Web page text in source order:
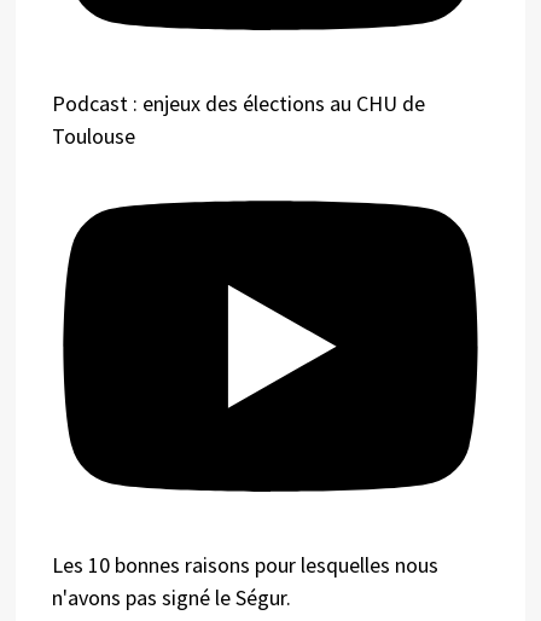
Podcast : enjeux des élections au CHU de
Toulouse
Les 10 bonnes raisons pour lesquelles nous
n'avons pas signé le Ségur.